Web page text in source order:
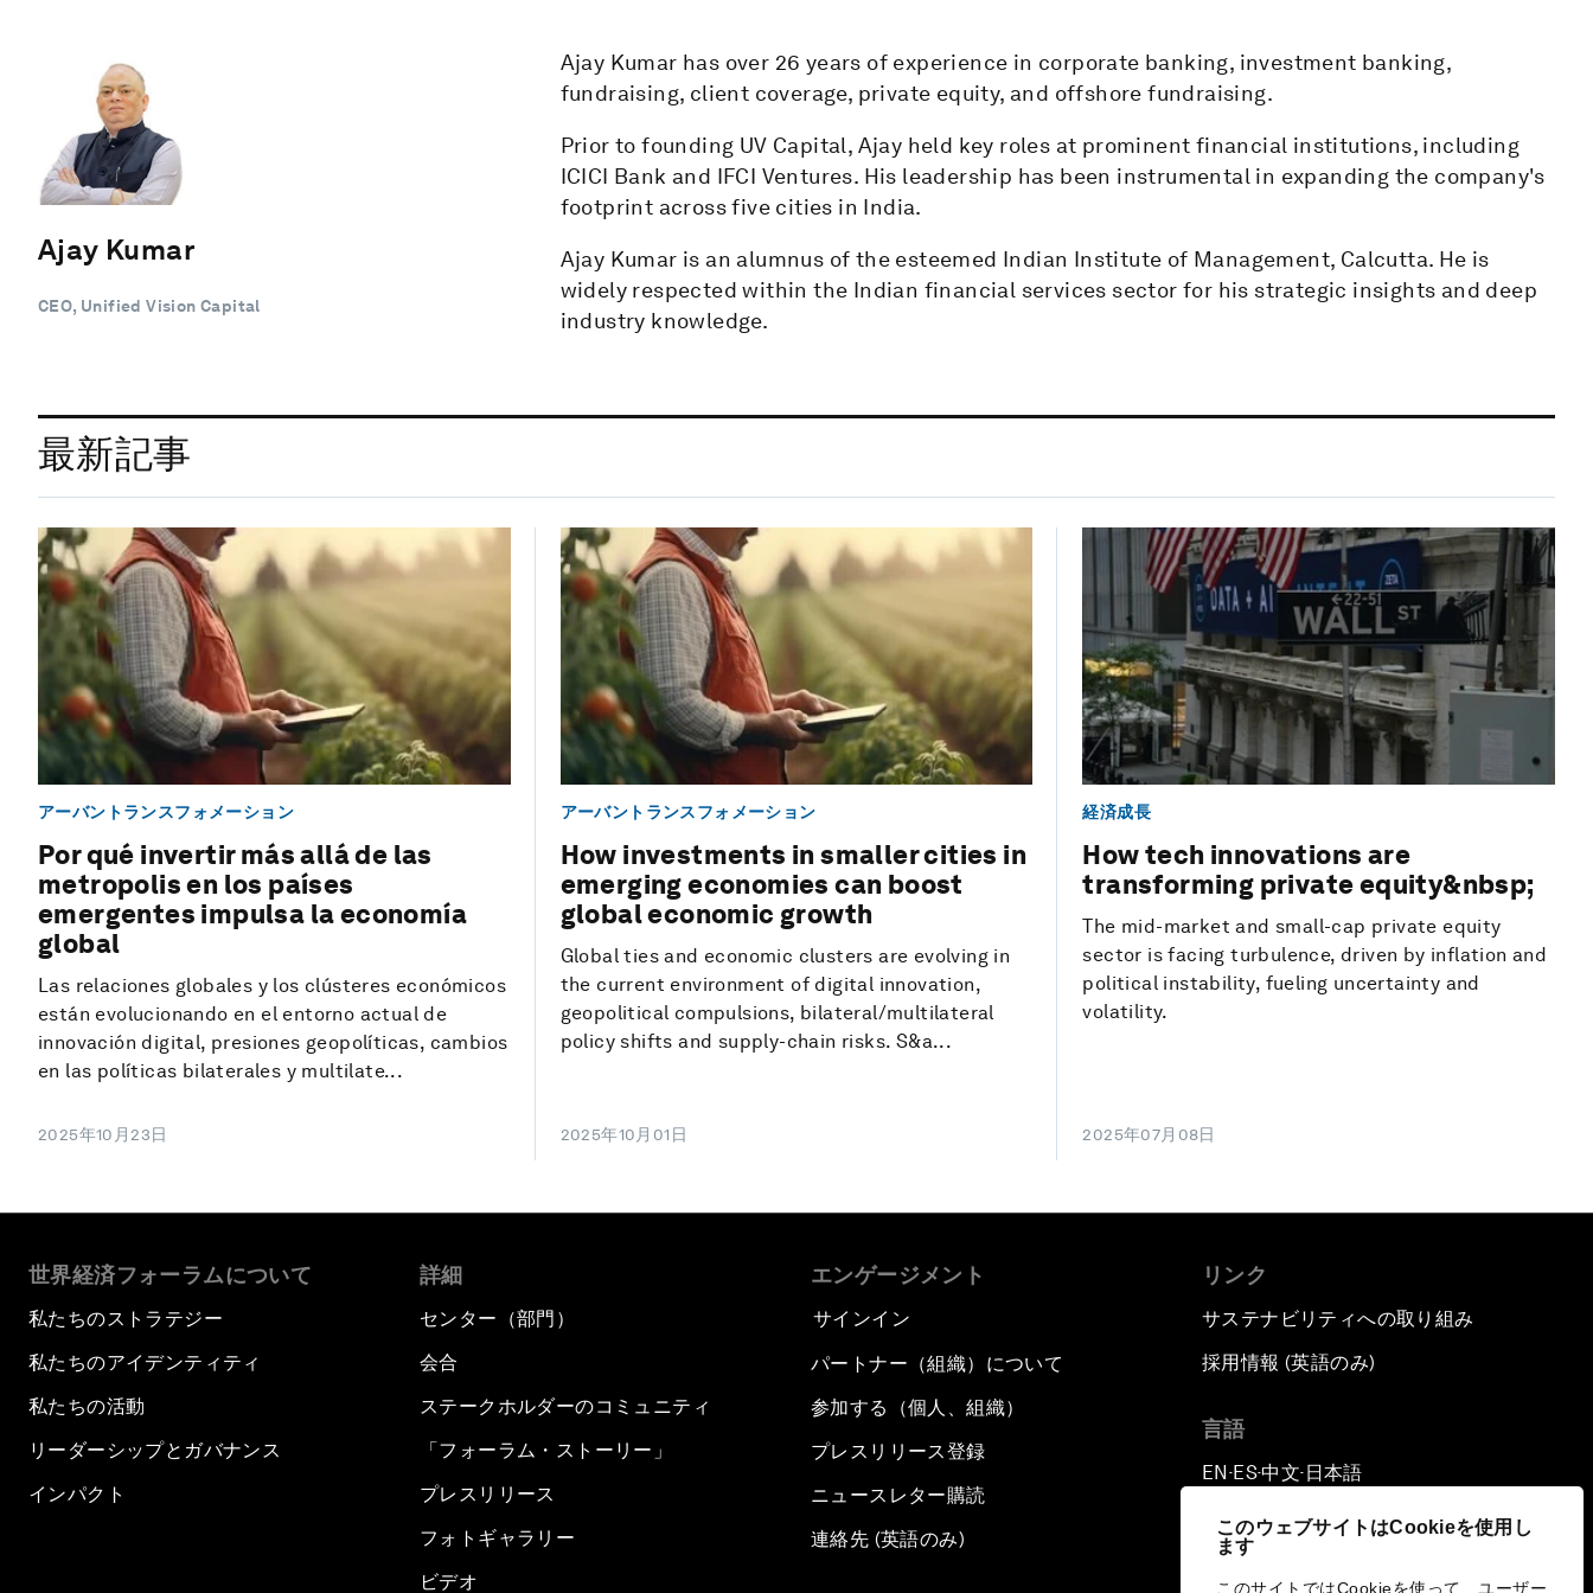
このウェブサイトはCookieを使用し
ます
このサイトではCookieを使って、ユーザー
Ajay Kumar
CEO, Unified Vision Capital
Ajay Kumar has over 26 years of experience in corporate banking, investment banking,
fundraising, client coverage, private equity, and offshore fundraising.
Prior to founding UV Capital, Ajay held key roles at prominent financial institutions, including
ICICI Bank and IFCI Ventures. His leadership has been instrumental in expanding the company's
footprint across five cities in India.
Ajay Kumar is an alumnus of the esteemed Indian Institute of Management, Calcutta. He is
widely respected within the Indian financial services sector for his strategic insights and deep
industry knowledge.
最新記事
アーバントランスフォメーション
Por qué invertir más allá de las
metropolis en los países
emergentes impulsa la economía
global
Las relaciones globales y los clústeres económicos
están evolucionando en el entorno actual de
innovación digital, presiones geopolíticas, cambios
en las políticas bilaterales y multilate...
2025年10月23日
アーバントランスフォメーション
How investments in smaller cities in
emerging economies can boost
global economic growth
Global ties and economic clusters are evolving in
the current environment of digital innovation,
geopolitical compulsions, bilateral/multilateral
policy shifts and supply-chain risks. S&a...
2025年10月01日
経済成長
How tech innovations are
transforming private equity&nbsp;
The mid-market and small-cap private equity
sector is facing turbulence, driven by inflation and
political instability, fueling uncertainty and
volatility.
2025年07月08日
世界経済フォーラムについて
私たちのストラテジー
私たちのアイデンティティ
私たちの活動
リーダーシップとガバナンス
インパクト
詳細
センター（部門）
会合
ステークホルダーのコミュニティ
「フォーラム・ストーリー」
プレスリリース
フォトギャラリー
ビデオ
エンゲージメント
サインイン
パートナー（組織）について
参加する（個人、組織）
プレスリリース登録
ニュースレター購読
連絡先 (英語のみ)
リンク
サステナビリティへの取り組み
採用情報 (英語のみ)
言語
EN ▪ ES▪中文▪ 日本語